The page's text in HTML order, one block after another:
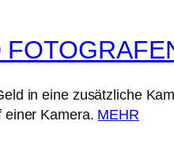
in eine zusätzliche
einer Kamera. MEHR